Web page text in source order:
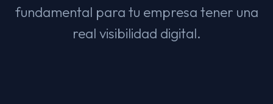
fundamental para tu empresa tener una
real visibilidad digital.